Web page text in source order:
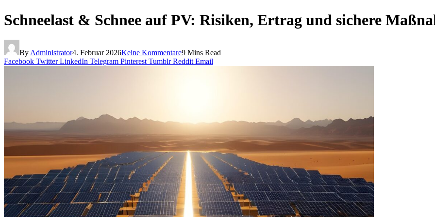
Schneelast & Schnee auf PV: Risiken, Ertrag und sichere
By Administrator4. Februar 2026Keine Kommentare9 Mins Read
Facebook Twitter LinkedIn Telegram Pinterest Tumblr Reddit Email